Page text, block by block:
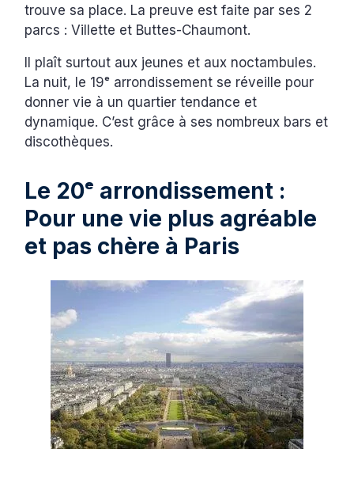
trouve sa place. La preuve est faite par ses 2
parcs : Villette et Buttes-Chaumont.
Il plaît surtout aux jeunes et aux noctambules.
La nuit, le 19ᵉ arrondissement se réveille pour
donner vie à un quartier tendance et
dynamique. C’est grâce à ses nombreux bars et
discothèques.
Le 20ᵉ arrondissement :
Pour une vie plus agréable
et pas chère à Paris